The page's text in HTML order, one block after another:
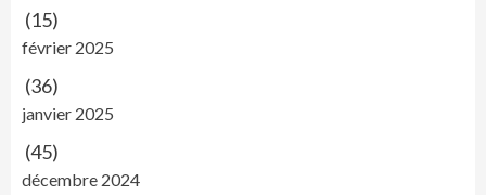
(15)
février 2025
(36)
janvier 2025
(45)
décembre 2024